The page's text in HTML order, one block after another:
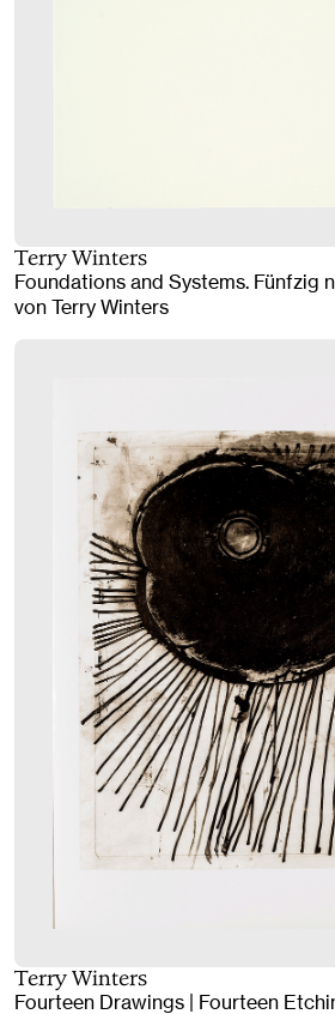
Terry Winters
Foundations and Systems. Fünfzig
von Terry Winters
Terry Winters
Fourteen Drawings | Fourteen